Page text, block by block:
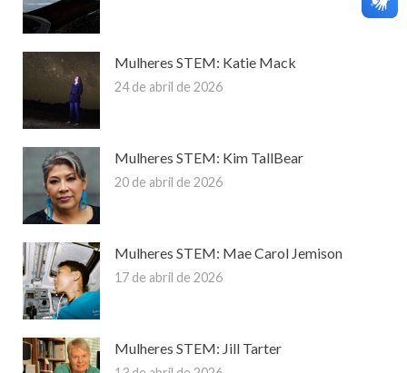
Mulheres STEM: Katie Mack
24 de abril de 2026
Mulheres STEM: Kim TallBear
20 de abril de 2026
Mulheres STEM: Mae Carol Jemison
17 de abril de 2026
Mulheres STEM: Jill Tarter